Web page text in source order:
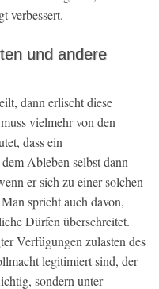
verbessert.
und andere
dann erlischt diese
vielmehr von den
dass ein
Ableben selbst dann
er sich zu einer solchen
spricht auch davon,
Dürfen überschreitet.
Verfügungen zulasten des
legitimiert sind, der
sondern unter